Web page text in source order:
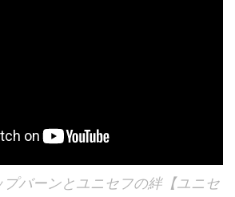
バーンとユニセフの絆【ユニセ